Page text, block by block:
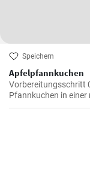
Speichern
Apfelpfannkuchen
Vorbereitungsschritt
Pfannkuchen in einer
braten.